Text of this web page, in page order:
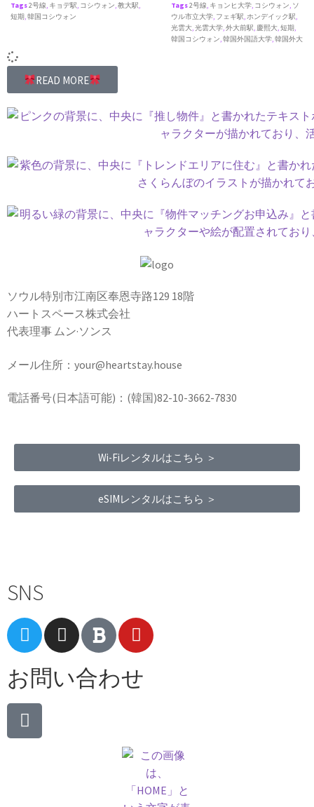
Tags2号線, キョデ駅, コシウォン,教大駅,
短期,韓国コシウォン
Tags2号線, キョンヒ大学, コシウォン, ソ
ウル市立大学, フェギ駅,ホンデイック駅,
光雲大,光雲大学,外大前駅, 慶熙大,短期,
韓国コシウォン,韓国外国語大学,韓国外大
READ MORE
ソウル特別市江南区奉恩寺路129 18階
ハートスペース株式会社
代表理事 ムン·ソンス
メール住所：your@heartstay.house
電話番号(日本語可能)：(韓国)82-10-3662-7830
Wi-Fiレンタルはこちら ＞
eSIMレンタルはこちら ＞
SNS
お問い合わせ